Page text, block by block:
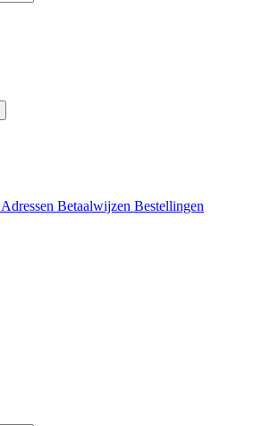
Adressen Betaalwijzen Bestellingen